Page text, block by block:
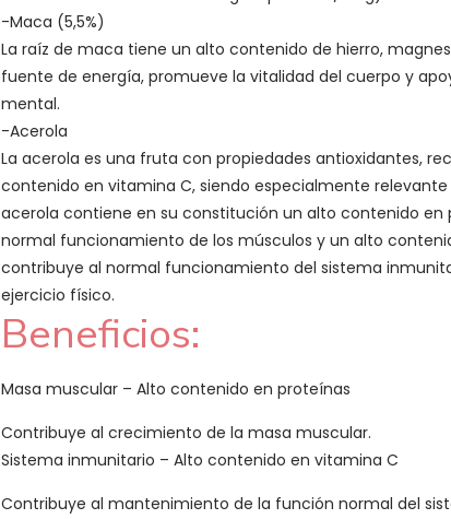
-Maca (5,5%)
La raíz de maca tiene un alto contenido de hierro,
fuente de energía, promueve la vitalidad del cuerpo y
mental.
-Acerola
La acerola es una fruta con propiedades antioxidantes,
contenido en vitamina C, siendo especialmente
acerola contiene en su constitución un alto contenido en
normal funcionamiento de los músculos y un alto
contribuye al normal funcionamiento del sistema
ejercicio físico.
Beneficios:
Masa muscular – Alto contenido en proteínas
Contribuye al crecimiento de la masa muscular.
Sistema inmunitario – Alto contenido en vitamina C
Contribuye al mantenimiento de la función normal del